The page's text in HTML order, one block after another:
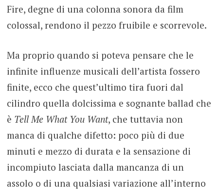
Fire, degne di una colonna sonora da film
colossal, rendono il pezzo fruibile e scorrevole.
Ma proprio quando si poteva pensare che le
infinite influenze musicali dell’artista fossero
finite, ecco che quest’ultimo tira fuori dal
cilindro quella dolcissima e sognante ballad che
è Tell Me What You Want, che tuttavia non
manca di qualche difetto: poco più di due
minuti e mezzo di durata e la sensazione di
incompiuto lasciata dalla mancanza di un
assolo o di una qualsiasi variazione all’interno